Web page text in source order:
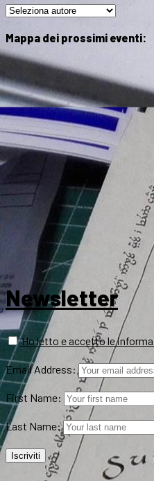
Mappa dei prossimi eventi:
Newsletter
Ho letto e accetto le
Email Address:
First Name:
Last Name: